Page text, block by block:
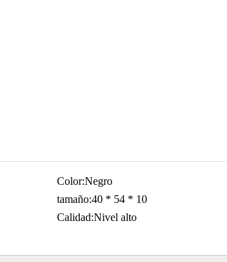
Color:Negro
tamaño:40 * 54 * 10
Calidad:Nivel alto